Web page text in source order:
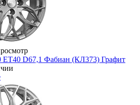
ET40 D67,1 Фабиан (КЛ373) Графит